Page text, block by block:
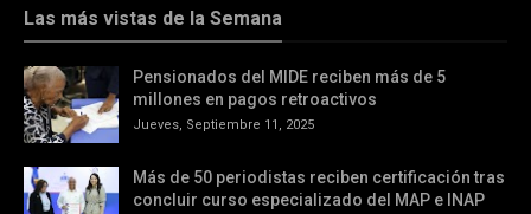
Las más vistas de la Semana
Pensionados del MIDE reciben más de 5
millones en pagos retroactivos
Jueves, Septiembre 11, 2025
Más de 50 periodistas reciben certificación tras
concluir curso especializado del MAP e INAP